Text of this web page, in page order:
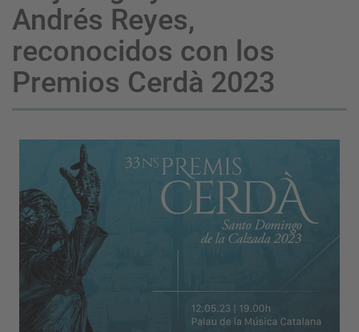
Andrés Reyes,
reconocidos con los
Premios Cerdà 2023